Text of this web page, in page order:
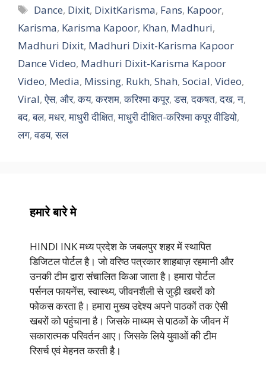
Tags
Dance, Dixit, DixitKarisma, Fans, Kapoor,
Karisma, Karisma Kapoor, Khan, Madhuri,
Madhuri Dixit, Madhuri Dixit-Karisma Kapoor
Dance Video, Madhuri Dixit-Karisma Kapoor
Video, Media, Missing, Rukh, Shah, Social, Video,
Viral,ऐस, और,कय,करशम,करिश्मा कपूर,डस,दकषत,दख,न,
बद,बल,मधर,माधुरी दीक्षित,माधुरी दीक्षित-करिश्मा कपूर वीडियो,
लग,वडय,सल
हमारे बारे मे
HINDI INK मध्य प्रदेश के जबलपुर शहर में स्थापित
डिजिटल पोर्टल है। जो वरिष्ठ पत्रकार शाहबाज़ रहमानी और
उनकी टीम द्वारा संचालित किआ जाता है। हमारा पोर्टल
पर्सनल फायनेंस, स्वास्थ्य, जीवनशैली से जुड़ी खबरों को
फोकस करता है। हमारा मुख्य उद्देश्य अपने पाठकों तक ऐसी
खबरों को पहुंचाना है। जिसके माध्यम से पाठकों के जीवन में
सकारात्मक परिवर्तन आए। जिसके लिये युवाओं की टीम
रिसर्च एवं मेहनत करती है।